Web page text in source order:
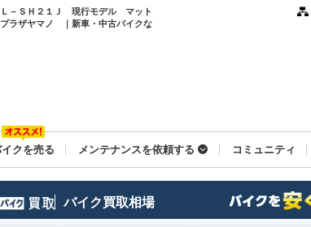
－ＳＨ２１Ｊ 現行モデル マット
ラザヤマノ ｜新車・中古バイクな
クを売る メンテナンスを依頼する コミュニティ
バイク買取相場